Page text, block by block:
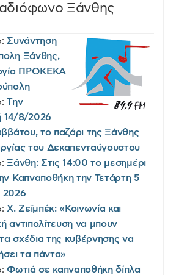
Ξάνθης
Συνάντηση
Ξάνθης,
ΠΡΟΚΕΚΑ
Την
14/8/2026
το παζάρι της Ξάνθης
του Δεκαπενταύγουστου
Ξάνθη: Στις 14:00 το μεσημέρι
Καπναποθήκη την Τετάρτη 5
2026
Χ. Ζεϊμπέκ: «Κοινωνία και
αντιπολίτευση να μπουν
σχέδια της κυβέρνησης να
τα πάντα»
Φωτιά σε καπναποθήκη δίπλα